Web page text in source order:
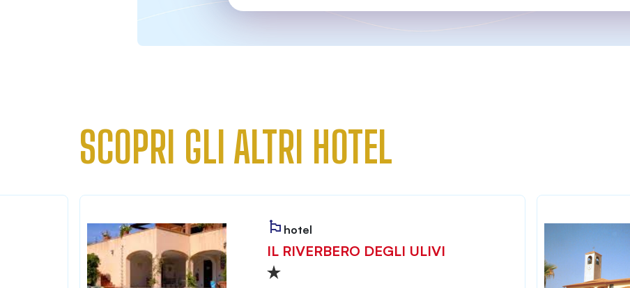
SCOPRI GLI ALTRI HOTEL
hotel
IL RIVERBERO DEGLI ULIVI